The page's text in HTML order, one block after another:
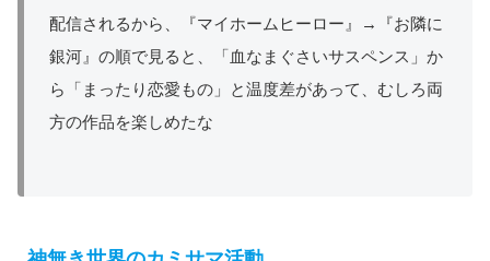
配信されるから、『マイホームヒーロー』→『お隣に
銀河』の順で見ると、「血なまぐさいサスペンス」か
ら「まったり恋愛もの」と温度差があって、むしろ両
方の作品を楽しめたな